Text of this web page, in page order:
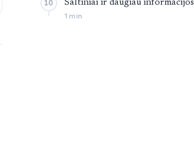
10 Šaltiniai ir daugiau informacijos
1 min